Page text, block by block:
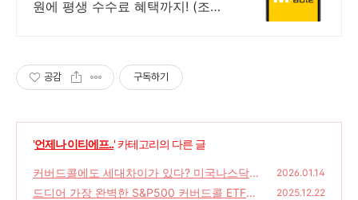
원에 평생 수수료 혜택까지! (조건
공감 구독하기
'언제나 이티에프..' 카테고리의 다른 글
커버드콜에도 세대차이가 있다? 미국나스닥1
00 계열 커버드콜 톺아보기.
(0)
2026.01.14
드디어 가장 완벽한 S&P500 커버드콜 ETF가
2025.12.22